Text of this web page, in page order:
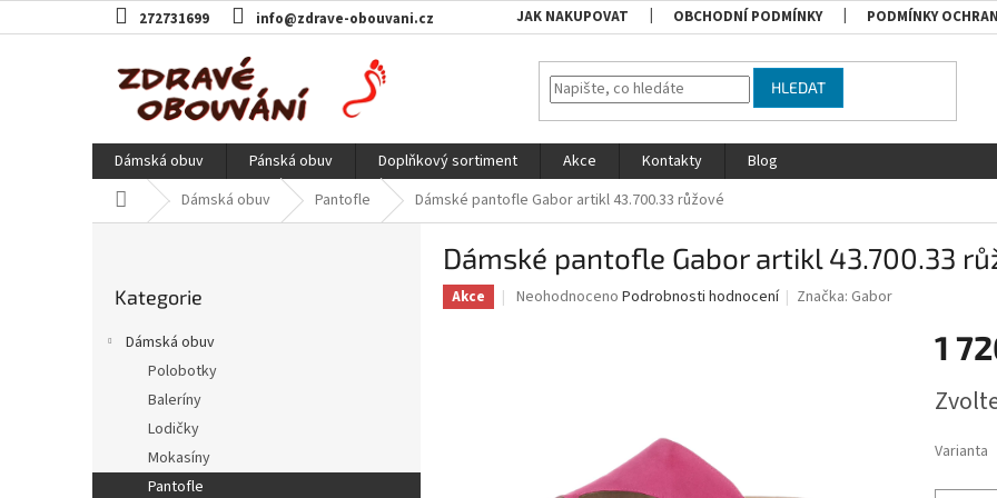
na
272731699 info@zdrave-obouvani.cz JAK NAKUPOVAT OBCHODNÍ PODMÍNKY PODMÍNKY
HLEDAT
Dámská obuv Pánská obuv Doplňkový sortiment Akce Kontakty
Blog
Domů Dámská obuv Pantofle Dámské pantofle Gabor artikl 43.700.33 růžové
a
kategorie
Kategorie
Dámská obuv
Polobotky
Baleríny
Lodičky
Mokasíny
Pantofle
Dámské pantofle Gabor artikl 43.700.33
Akce
Průměrné
Neohodnoceno Podrobnosti hodnocení Značka: Gabor
1
cena:
Varianta